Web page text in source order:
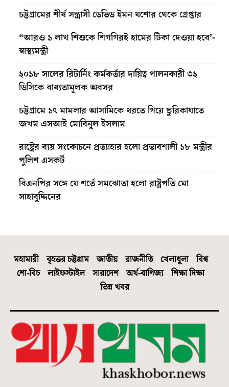
চট্টগ্রামের শীর্ষ সন্ত্রাসী ডেভিড ইমন যশোর থেকে গ্রেপ্তার
“আরও ১ লাখ শিশুকে শিগগিরই হামের টিকা দেওয়া হবে’-
স্বাস্থ্যমন্ত্রী
২০১৮ সালের রিটার্নিং কর্মকর্তার দায়িত্ব পালনকারী ৩২
ডিসিকে বাধ্যতামূলক অবসর
চট্টগ্রামে ১৭ মামলার আসামিকে ধরতে গিয়ে ছুরিকাঘাতে
জখম এসআই মোবিনুল ইসলাম
রাষ্ট্রের ব্যয় সংকোচনে প্রত্যাহার হলো প্রভাবশালী ১৮ মন্ত্রীর
পুলিশ এসকর্ট
বিএনপির সঙ্গে যে শর্তে সমঝোতা হলো রাষ্ট্রপতি মো
সাহাবুদ্দিনের
মহামারী বৃহত্তর চট্টগ্রাম জাতীয় রাজনীতি খেলাধুলা
বিশ্ব
শো-বিচ
লাইফস্টাইল সারাদেশ অর্থ-বাণিজ্য
শিক্ষা দিক্ষা
ভিন্ন খবর